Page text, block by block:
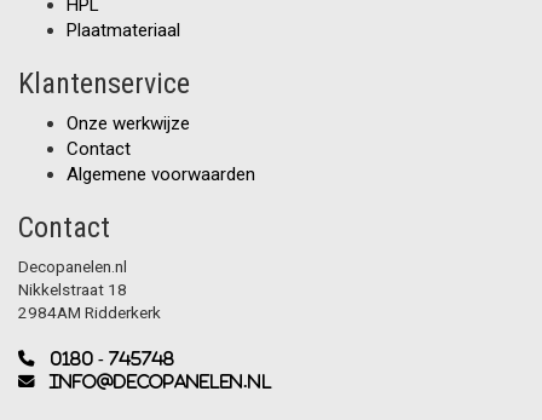
HPL
Plaatmateriaal
Klantenservice
Onze werkwijze
Contact
Algemene voorwaarden
Contact
Decopanelen.nl
Nikkelstraat 18
2984AM Ridderkerk
0180 - 745748
info@decopanelen.nl